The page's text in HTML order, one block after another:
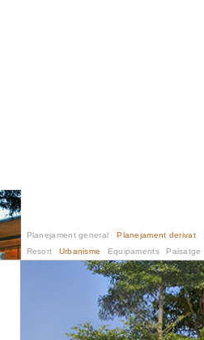
Planejament general Planejament derivat
Resort
Urbanisme Equipaments Paisatge